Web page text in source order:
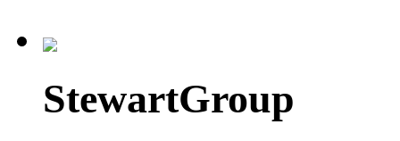
StewartGroup